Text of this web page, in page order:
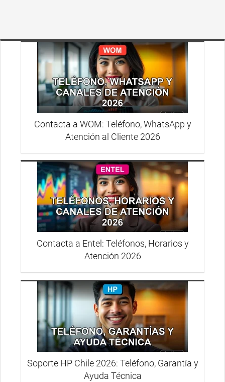
Contacta a WOM: Teléfono, WhatsApp y
Atención al Cliente 2026
Contacta a Entel: Teléfonos, Horarios y
Atención 2026
Soporte HP Chile 2026: Teléfono, Garantía y
Ayuda Técnica